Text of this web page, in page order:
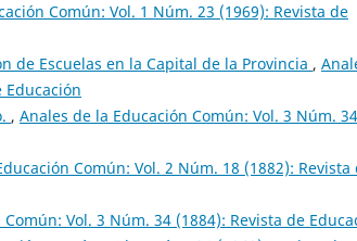
Común: Vol. 1 Núm. 23 (1969): Revista de
de Escuelas en la Capital de la Provincia ,
Educación
, Anales de la Educación Común: Vol. 3 Núm. 34
Común: Vol. 2 Núm. 18 (1882): Revista
Vol. 3 Núm. 34 (1884): Revista de